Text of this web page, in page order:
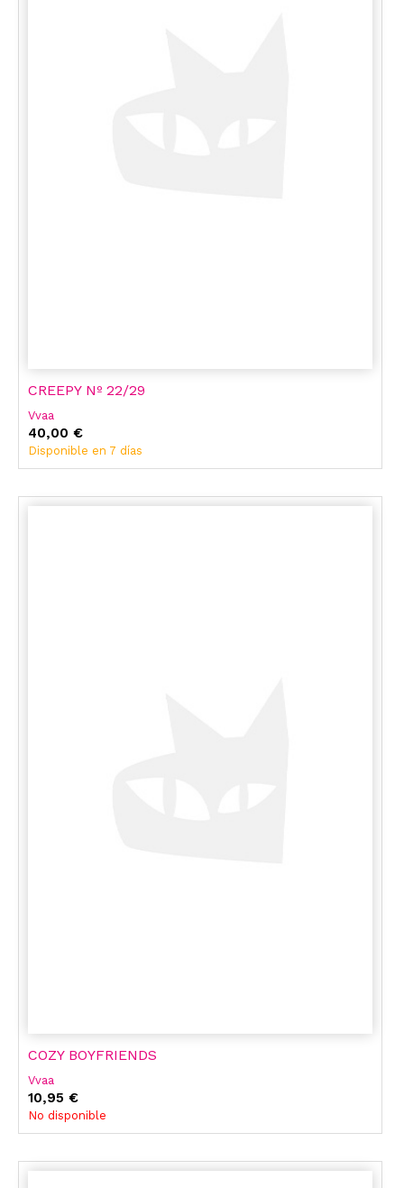
CREEPY Nº 22/29
Vvaa
40,00 €
Disponible en 7 días
COZY BOYFRIENDS
Vvaa
10,95 €
No disponible